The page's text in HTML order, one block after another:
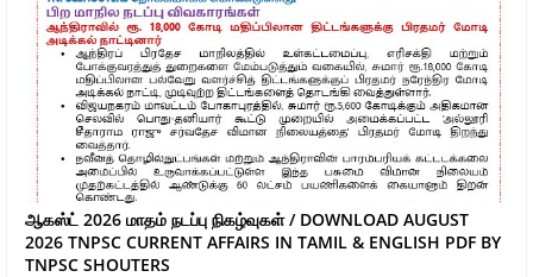
ஆகஸ்ட் 2026 மாதம் நடப்பு நிகழ்வுகள் / DOWNLOAD AUGUST
2026 TNPSC CURRENT AFFAIRS IN TAMIL & ENGLISH PDF BY
TNPSC SHOUTERS